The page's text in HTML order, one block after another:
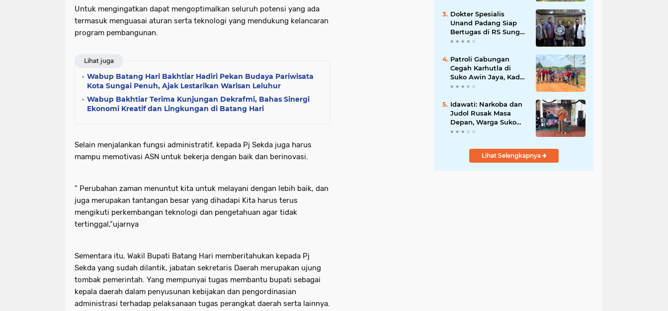
Untuk mengingatkan dapat mengoptimalkan seluruh potensi yang ada
termasuk menguasai aturan serta teknologi yang mendukung kelancaran
program pembangunan.
Lihat juga
Wabup Batang Hari Bakhtiar Hadiri Pekan Budaya Pariwisata
Kota Sungai Penuh, Ajak Lestarikan Warisan Leluhur
Wabup Bakhtiar Terima Kunjungan Dekrafmi, Bahas Sinergi
Ekonomi Kreatif dan Lingkungan di Batang Hari
Selain menjalankan fungsi administratif, kepada Pj Sekda juga harus
mampu memotivasi ASN untuk bekerja dengan baik dan berinovasi.
" Perubahan zaman menuntut kita untuk melayani dengan lebih baik, dan
juga merupakan tantangan besar yang dihadapi Kita harus terus
mengikuti perkembangan teknologi dan pengetahuan agar tidak
tertinggal,"ujarnya
Sementara itu, Wakil Bupati Batang Hari memberitahukan kepada Pj
Sekda yang sudah dilantik, jabatan sekretaris Daerah merupakan ujung
tombak pemerintah. Yang mempunyai tugas membantu bupati sebagai
kepala daerah dalam penyusunan kebijakan dan pengordinasian
administrasi terhadap pelaksanaan tugas perangkat daerah serta lainnya.
Dokter Spesialis
Unand Padang Siap
Bertugas di RS Sungai
Bahar, Bupati BBS
Patroli Gabungan
Cegah Karhutla di
Suko Awin Jaya, Kades
Idawati Gandeng PT
Idawati: Narkoba dan
Judol Rusak Masa
Depan, Warga Suko
Awin Jaya Diminta
Lihat Selengkapnya